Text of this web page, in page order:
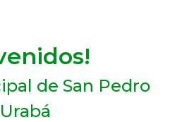
de San Pedro